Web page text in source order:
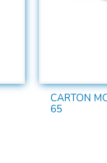
CARTON
65